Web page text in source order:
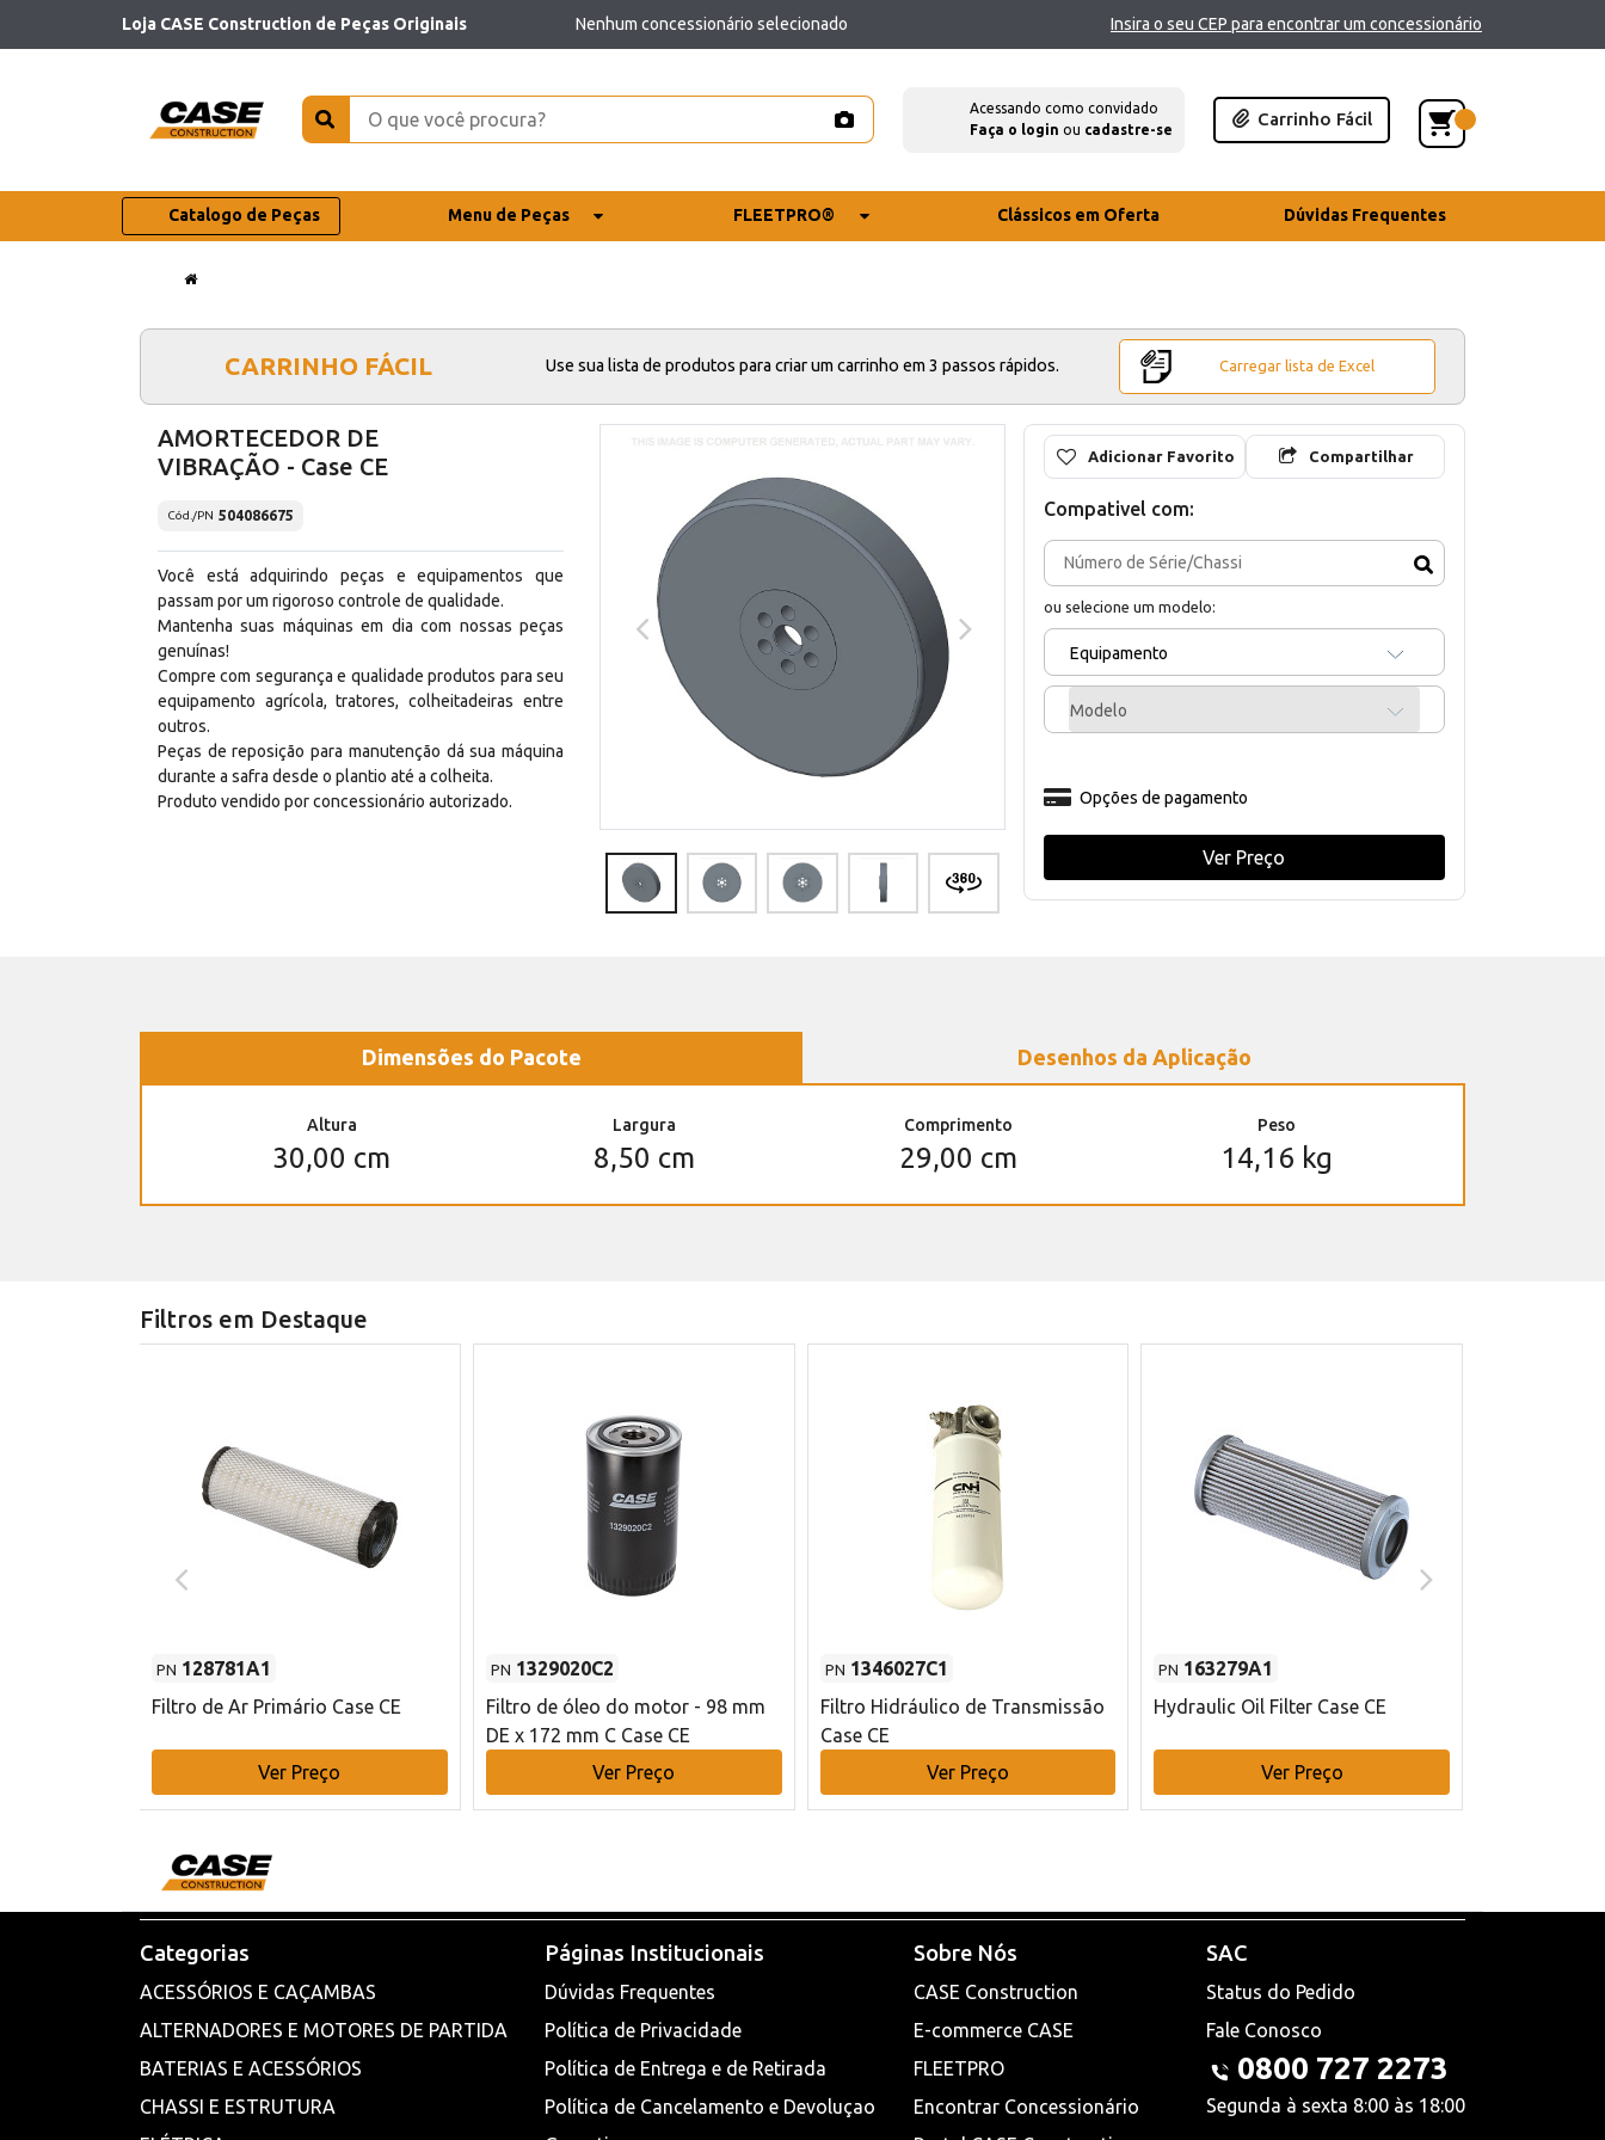
Loja CASE Construction de Peças Originais Nenhum concessionário selecionado Insira o seu CEP para encontrar um concessionário
Acessando como convidado
Faça o login ou cadastre-se
Carrinho Fácil
Catalogo de Peças Menu de Peças FLEETPRO® Clássicos em Oferta Dúvidas Frequentes
CARRINHO FÁCIL Use sua lista de produtos para criar um carrinho em 3 passos rápidos. Carregar lista de Excel
AMORTECEDOR DE
VIBRAÇÃO - Case CE
Cód./PN 504086675
Você está adquirindo peças e equipamentos que
passam por um rigoroso controle de qualidade.
Mantenha suas máquinas em dia com nossas peças
genuínas!
Compre com segurança e qualidade produtos para seu
equipamento agrícola, tratores, colheitadeiras entre
outros.
Peças de reposição para manutenção dá sua máquina
durante a safra desde o plantio até a colheita.
Produto vendido por concessionário autorizado.
Adicionar Favorito Compartilhar
Compativel com:
ou selecione um modelo:
Equipamento
Modelo
Opções de pagamento
Ver Preço
Dimensões do Pacote Desenhos da Aplicação
Altura
30,00 cm
Largura
8,50 cm
Comprimento
29,00 cm
Peso
14,16 kg
Filtros em Destaque
PN 128781A1
Filtro de Ar Primário Case CE
Ver Preço
PN 1329020C2
Filtro de óleo do motor - 98 mm
DE x 172 mm C Case CE
Ver Preço
PN 1346027C1
Filtro Hidráulico de Transmissão
Case CE
Ver Preço
PN 163279A1
Hydraulic Oil Filter Case CE
Ver Preço
Categorias
ACESSÓRIOS E CAÇAMBAS
ALTERNADORES E MOTORES DE PARTIDA
BATERIAS E ACESSÓRIOS
CHASSI E ESTRUTURA
Páginas Institucionais
Dúvidas Frequentes
Política de Privacidade
Política de Entrega e de Retirada
Política de Cancelamento e Devoluçao
Sobre Nós
CASE Construction
E-commerce CASE
FLEETPRO
Encontrar Concessionário
SAC
Status do Pedido
Fale Conosco
0800 727 2273
Segunda à sexta 8:00 às 18:00